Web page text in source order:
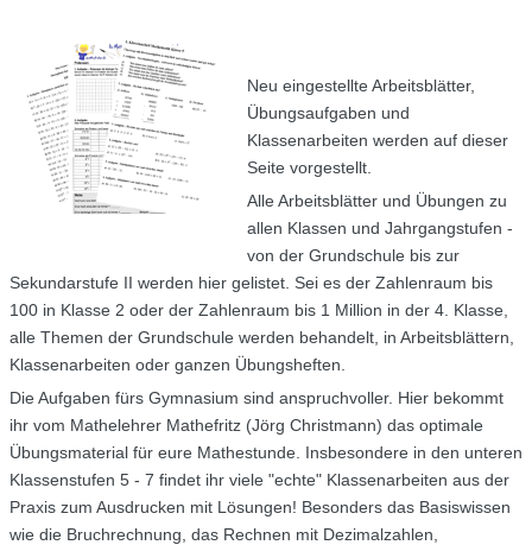
Neu eingestellte Arbeitsblätter,
Übungsaufgaben und
Klassenarbeiten werden auf dieser
Seite vorgestellt.
Alle Arbeitsblätter und Übungen zu
allen Klassen und Jahrgangstufen -
von der Grundschule bis zur
Sekundarstufe II werden hier gelistet. Sei es der Zahlenraum bis
100 in Klasse 2 oder der Zahlenraum bis 1 Million in der 4. Klasse,
alle Themen der Grundschule werden behandelt, in Arbeitsblättern,
Klassenarbeiten oder ganzen Übungsheften.
Die Aufgaben fürs Gymnasium sind anspruchvoller. Hier bekommt
ihr vom Mathelehrer Mathefritz (Jörg Christmann) das optimale
Übungsmaterial für eure Mathestunde. Insbesondere in den unteren
Klassenstufen 5 - 7 findet ihr viele "echte" Klassenarbeiten aus der
Praxis zum Ausdrucken mit Lösungen! Besonders das Basiswissen
wie die Bruchrechnung, das Rechnen mit Dezimalzahlen,